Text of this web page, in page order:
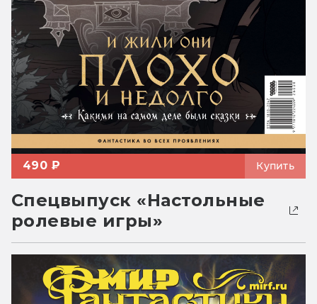
490 ₽ Купить
Спецвыпуск «Настольные
ролевые игры»